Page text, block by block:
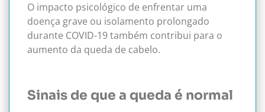
O impacto psicológico de enfrentar uma
doença grave ou isolamento prolongado
durante COVID-19 também contribui para o
aumento da queda de cabelo.
Sinais de que a queda é normal